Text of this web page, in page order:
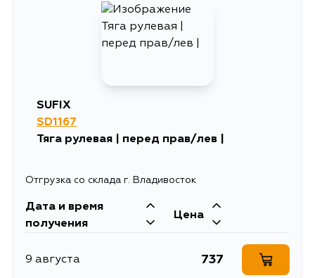
SUFIX
SD1167
Тяга рулевая | перед прав/лев |
Отгрузка со склада г. Владивосток
Дата и время
получения
Цена
9 августа 737